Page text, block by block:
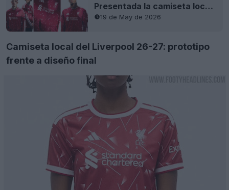
Presentada la camiseta local del Liverpool 26-27
19 de May de 2026
Camiseta local del Liverpool 26-27: prototipo
frente a diseño final